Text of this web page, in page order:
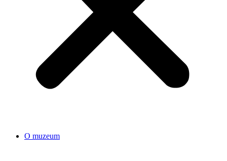
O muzeum